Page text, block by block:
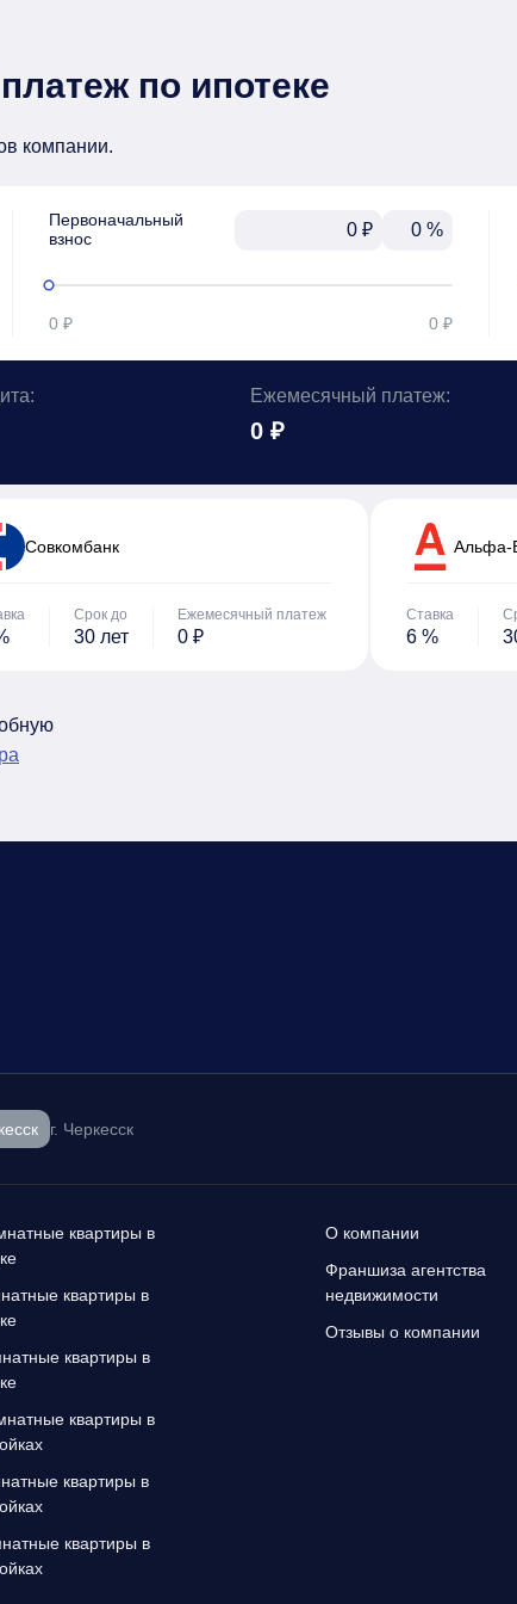
по ипотеке
компании.
Первоначальный
взнос
₽ %
0 ₽ 0 ₽
Ежемесячный платеж:
0 ₽
Cовкомбанк
Срок до
30 лет
Ежемесячный платеж
0 ₽
Альфа-
Ставка
6 %
г. Черкесск
квартиры в
квартиры в
квартиры в
квартиры в
квартиры в
квартиры в
О компании
Франшиза агентства
недвижимости
Отзывы о компании